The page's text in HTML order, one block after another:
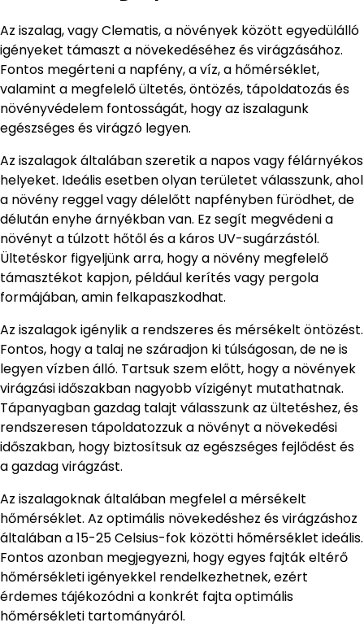
Az iszalag, vagy Clematis, a növények között egyedülálló
igényeket támaszt a növekedéséhez és virágzásához.
Fontos megérteni a napfény, a víz, a hőmérséklet,
valamint a megfelelő ültetés, öntözés, tápoldatozás és
növényvédelem fontosságát, hogy az iszalagunk
egészséges és virágzó legyen.
Az iszalagok általában szeretik a napos vagy félárnyékos
helyeket. Ideális esetben olyan területet válasszunk, ahol
a növény reggel vagy délelőtt napfényben fürödhet, de
délután enyhe árnyékban van. Ez segít megvédeni a
növényt a túlzott hőtől és a káros UV-sugárzástól.
Ültetéskor figyeljünk arra, hogy a növény megfelelő
támasztékot kapjon, például kerítés vagy pergola
formájában, amin felkapaszkodhat.
Az iszalagok igénylik a rendszeres és mérsékelt öntözést.
Fontos, hogy a talaj ne száradjon ki túlságosan, de ne is
legyen vízben álló. Tartsuk szem előtt, hogy a növények
virágzási időszakban nagyobb vízigényt mutathatnak.
Tápanyagban gazdag talajt válasszunk az ültetéshez, és
rendszeresen tápoldatozzuk a növényt a növekedési
időszakban, hogy biztosítsuk az egészséges fejlődést és
a gazdag virágzást.
Az iszalagoknak általában megfelel a mérsékelt
hőmérséklet. Az optimális növekedéshez és virágzáshoz
általában a 15-25 Celsius-fok közötti hőmérséklet ideális.
Fontos azonban megjegyezni, hogy egyes fajták eltérő
hőmérsékleti igényekkel rendelkezhetnek, ezért
érdemes tájékozódni a konkrét fajta optimális
hőmérsékleti tartományáról.